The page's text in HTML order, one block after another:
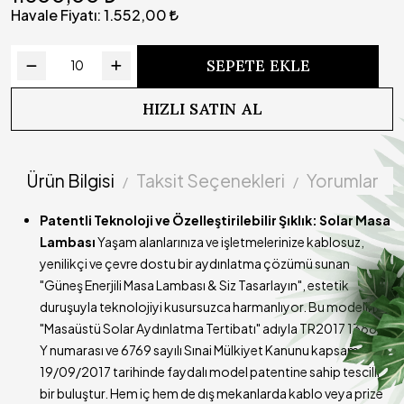
Süresi
Yazılımlı devre sayesinde kademeli olarak ışık gücü
azalmaktadır
Ürünümüzün kargoya teslim süresi 3-5 iş günüdür
Havale Fiyatı:1.552,00
SEPETE EKLE
HIZLI SATIN AL
Ürün Bilgisi Taksit Seçenekleri Yorumlar
Patentli Teknoloji ve Özelleştirilebilir Şıklık: Solar Masa
LambasıYaşam alanlarınıza ve işletmelerinize kablosuz,
yenilikçi ve çevre dostu bir aydınlatma çözümü sunan
"Güneş Enerjili Masa Lambası & Siz Tasarlayın", estetik
duruşuyla teknolojiyi kusursuzca harmanlıyor. Bu modelimiz,
"Masaüstü Solar Aydınlatma Tertibatı" adıyla TR2017 13886
Y numarası ve 6769 sayılı Sınai Mülkiyet Kanunu kapsamında
19/09/2017 tarihinde faydalı model patentine sahip tescilli
bir buluştur. Hem iç hem de dış mekanlarda kablo veya prize